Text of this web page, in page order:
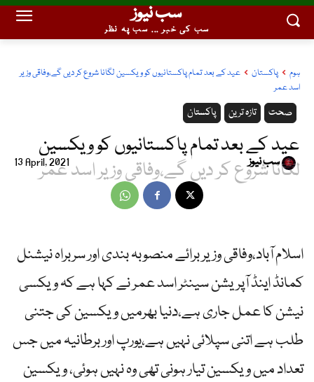
سب نیوز
سب کی خبر ... سب پہ نظر
ہوم پاکستان
عید کے بعد تمام پاکستانیوں کو ویکسین لگانا شروع کر دیں گے،وفاقی وزیر
اسد عمر
پاکستان تازہ ترین صحت
عید کے بعد تمام پاکستانیوں کو ویکسین
لگانا شروع کر دیں گے،وفاقی وزیر اسد عمر
13 April, 2021 سب نیوز
اسلام آباد،وفاقی وزیر برائے منصوبہ بندی اور سربراہ نیشنل
کمانڈ اینڈ آپریشن سینٹر اسد عمر نے کہا ہے کہ ویکسی
نیشن کا عمل جاری ہے،دنیا بھرمیں ویکسین کی جتنی
طلب ہے اتنی سپلائی نہیں ہے،یورپ اور برطانیہ میں جس
تعداد میں ویکسین تیار ہونی تھی وہ نہیں ہوئی، ویکسین